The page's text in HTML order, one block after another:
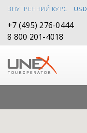
ВНУТРЕННИЙ КУРС USD
+7 (495) 276-0444
8 800 201-4018